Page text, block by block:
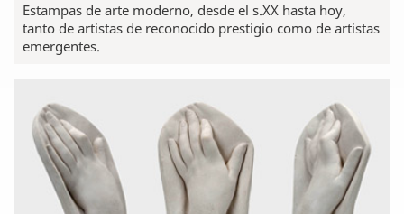
Estampas de arte moderno, desde el s.XX hasta hoy,
tanto de artistas de reconocido prestigio como de artistas
emergentes.